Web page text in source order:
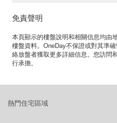
免責聲明
本頁顯示的樓盤說明和相關信息均由
樓盤資料。OneDay不保證或對其準
絡放盤者獲取更多詳細信息。您訪問
行承擔。
熱門住宅區域